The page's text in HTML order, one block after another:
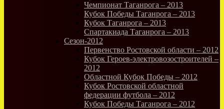
Чемпионат Таганрога – 2013
Кубок Победы Таганрога – 2013
Кубок Таганрога – 2013
Спартакиада Таганрога – 2013
Сезон-2012
Первенство Ростовской области – 2012
Кубок Героев-электровозостроителей –
2012
Областной Кубок Победы – 2012
Кубок Ростовской областной
федерации футбола – 2012
Кубок Победы Таганрога – 2012